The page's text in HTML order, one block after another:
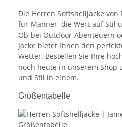
Die Herren Softshelljacke
für Männer, die Wert auf Stil
Ob bei Outdoor-Abenteuern
Jacke bietet Ihnen den
Wetter. Bestellen Sie Ihre
noch heute in unserem Shop
und Stil in einem.
Größentabelle